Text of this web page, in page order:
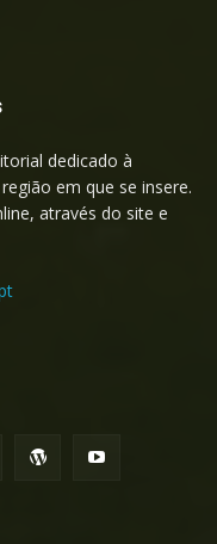
dedicado à
em que se insere.
através do site e